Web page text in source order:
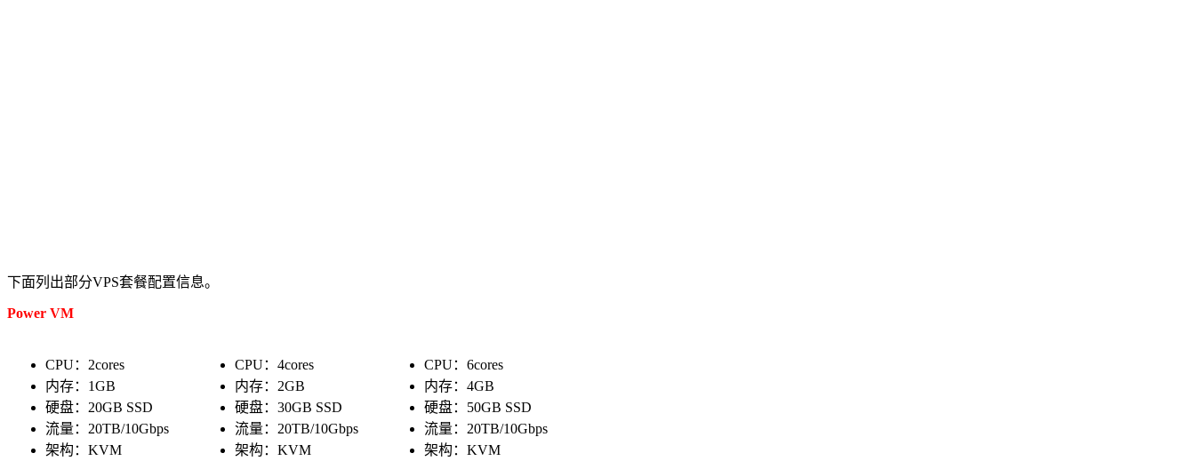
下面列出部分VPS套餐配置信息。
Power VM
CPU：2cores
内存：1GB
硬盘：20GB SSD
流量：20TB/10Gbps
架构：KVM
CPU：4cores
内存：2GB
硬盘：30GB SSD
流量：20TB/10Gbps
架构：KVM
CPU：6cores
内存：4GB
硬盘：50GB SSD
流量：20TB/10Gbps
架构：KVM